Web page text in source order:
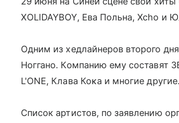
XOLIDAYBOY, Ева Польна, Xcho и
Одним из хедлайнеров второго
Ноггано. Компанию ему составят
L'ONE, Клава Коĸа и многие другие.
Список артистов, по заявлению